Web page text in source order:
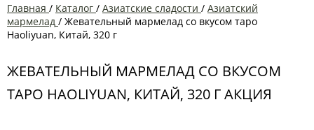
Главная / Каталог / Азиатcкие сладости / Азиатский
мармелад / Жевательный мармелад со вкусом таро
Haoliyuan, Китай, 320 г
ЖЕВАТЕЛЬНЫЙ МАРМЕЛАД СО ВКУСОМ
ТАРО HAOLIYUAN, КИТАЙ, 320 Г АКЦИЯ